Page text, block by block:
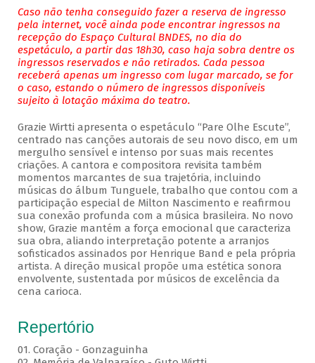
Caso não tenha conseguido fazer a reserva de ingresso
pela internet, você ainda pode encontrar ingressos na
recepção do Espaço Cultural BNDES, no dia do
espetáculo, a partir das 18h30, caso haja sobra dentre os
ingressos reservados e não retirados. Cada pessoa
receberá apenas um ingresso com lugar marcado, se for
o caso, estando o número de ingressos disponíveis
sujeito à lotação máxima do teatro.
Grazie Wirtti apresenta o espetáculo “Pare Olhe Escute”,
centrado nas canções autorais de seu novo disco, em um
mergulho sensível e intenso por suas mais recentes
criações. A cantora e compositora revisita também
momentos marcantes de sua trajetória, incluindo
músicas do álbum Tunguele, trabalho que contou com a
participação especial de Milton Nascimento e reafirmou
sua conexão profunda com a música brasileira. No novo
show, Grazie mantém a força emocional que caracteriza
sua obra, aliando interpretação potente a arranjos
sofisticados assinados por Henrique Band e pela própria
artista. A direção musical propõe uma estética sonora
envolvente, sustentada por músicos de excelência da
cena carioca.
Repertório
01. Coração - Gonzaguinha